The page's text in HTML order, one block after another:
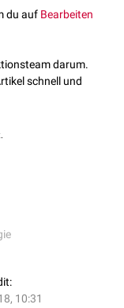
ohne
Angriffe
dass sie den Aufbau
du auf Bearbeiten
darum.
schnell und
10:31